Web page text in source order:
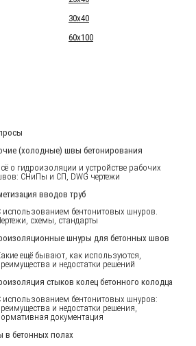
30x40
60x100
(холодные) швы бетонирования
о гидроизоляции и устройстве рабочих
СНиПы и СП, DWG чертежи
вводов труб
использованием бентонитовых шнуров.
схемы, стандарты
шнуры для бетонных швов
ещё бывают, как используются,
и недостатки решений
стыков колец бетонного колодца
использованием бентонитовых шнуров:
и недостатки решения,
документация
бетонных полах